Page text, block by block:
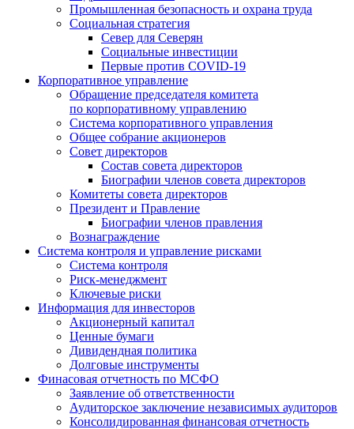
Промышленная безопасность и охрана труда
Социальная стратегия
Север для Северян
Социальные инвестиции
Первые против COVID‑19
Корпоративное управление
Обращение председателя комитета
по корпоративному управлению
Система корпоративного управления
Общее собрание акционеров
Совет директоров
Состав совета директоров
Биографии членов совета директоров
Комитеты совета директоров
Президент и Правление
Биографии членов правления
Вознаграждение
Система контроля и управление рисками
Система контроля
Риск-менеджмент
Ключевые риски
Информация для инвесторов
Акционерный капитал
Ценные бумаги
Дивидендная политика
Долговые инструменты
Финасовая отчетность по МСФО
Заявление об ответственности
Аудиторское заключение независимых аудиторов
Консолидированная финансовая отчетность